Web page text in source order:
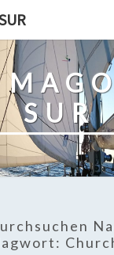
SUR